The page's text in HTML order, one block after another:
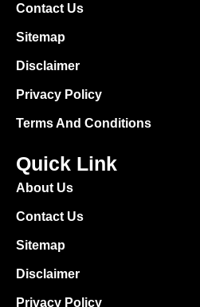
Contact Us
Sitemap
Disclaimer
Privacy Policy
Terms And Conditions
Quick Link
About Us
Contact Us
Sitemap
Disclaimer
Privacy Policy